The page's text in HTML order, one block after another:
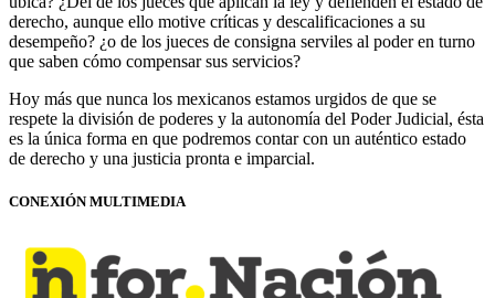
derecho, aunque ello motive críticas y descalificaciones a su
desempeño? ¿o de los jueces de consigna serviles al poder en turno
que saben cómo compensar sus servicios?
Hoy más que nunca los mexicanos estamos urgidos de que se
respete la división de poderes y la autonomía del Poder Judicial, ésta
es la única forma en que podremos contar con un auténtico estado
de derecho y una justicia pronta e imparcial.
CONEXIÓN MULTIMEDIA